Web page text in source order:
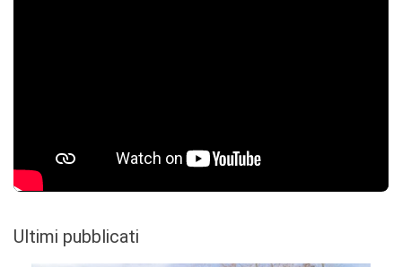
Ultimi pubblicati